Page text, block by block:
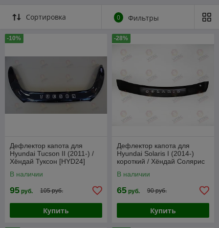
Сортировка 0 Фильтры
-10%
Дефлектор капота для
Hyundai Tucson II (2011-) /
Хёндай Туксон [HYD24]
В наличии
95 руб. 105 руб.
Купить
-28%
Дефлектор капота для
Hyundai Solaris I (2014-)
короткий / Хёндай Солярис
В наличии
65 руб. 90 руб.
Купить